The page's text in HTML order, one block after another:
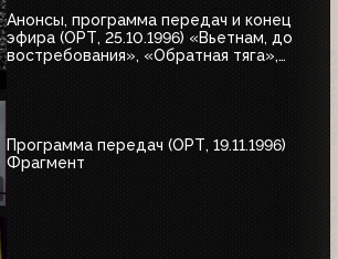
Анонсы, программа передач и конец
эфира (ОРТ, 25.10.1996) «Вьетнам, до
востребования», «Обратная тяга»,
Программа передач (ОРТ, 19.11.1996)
Фрагмент